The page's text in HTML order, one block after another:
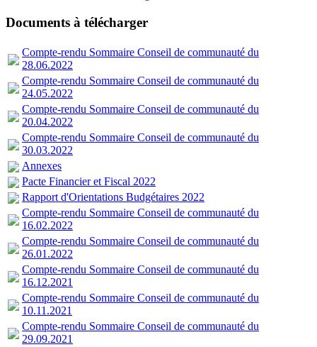
Documents à télécharger
Compte-rendu Sommaire Conseil de communauté du
28.06.2022
Compte-rendu Sommaire Conseil de communauté du
24.05.2022
Compte-rendu Sommaire Conseil de communauté du
20.04.2022
Compte-rendu Sommaire Conseil de communauté du
30.03.2022
Annexes
Pacte Financier et Fiscal 2022
Rapport d'Orientations Budgétaires 2022
Compte-rendu Sommaire Conseil de communauté du
16.02.2022
Compte-rendu Sommaire Conseil de communauté du
26.01.2022
Compte-rendu Sommaire Conseil de communauté du
16.12.2021
Compte-rendu Sommaire Conseil de communauté du
10.11.2021
Compte-rendu Sommaire Conseil de communauté du
29.09.2021